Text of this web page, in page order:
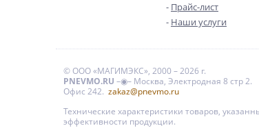
Прайс-лист
Наши услуги
© ООО «МАГИМЭКС», 2000 – 2026 г.
PNEVMO.RU –◉– Москва, Электродная 8 стр 2.
Офис 242. zakaz@pnevmo.ru
Технические характеристики товаров,
эффективности продукции.